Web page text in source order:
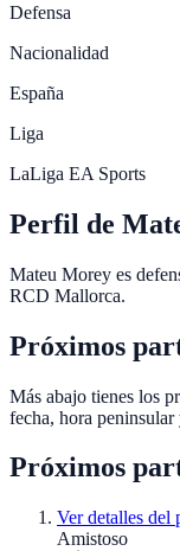
Defensa
Nacionalidad
España
Liga
LaLiga EA Sports
Perfil de
Mateu Morey es
RCD Mallorca.
Próximos
Más abajo tienes los
fecha, hora
Próximos
Ver detalles del
Amistoso